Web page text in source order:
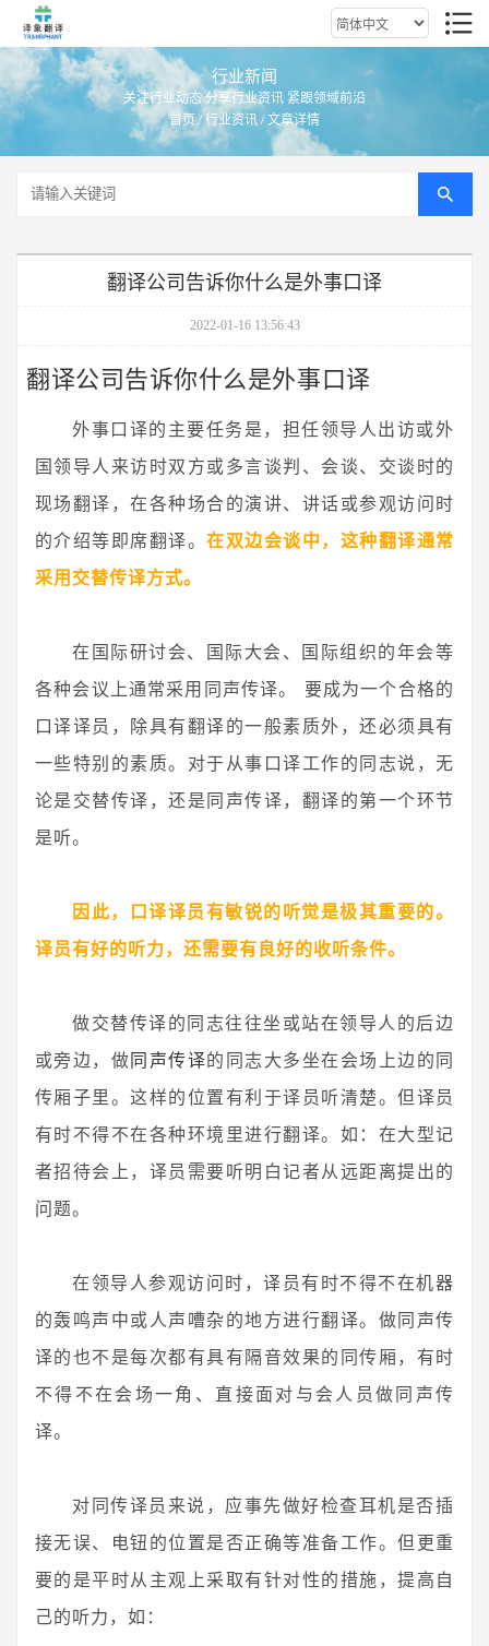
行业新闻
关注行业动态 分享行业资讯 紧跟领域前沿
首页/行业资讯 / 文章详情
翻译公司告诉你什么是外事口译
2022-01-16 13:56:43
翻译公司告诉你什么是外事口译
外事口译的主要任务是，担任领导人出访或外
国领导人来访时双方或多言谈判、会谈、交谈时的
现场翻译，在各种场合的演讲、讲话或参观访问时
的介绍等即席翻译。在双边会谈中，这种翻译通常
采用交替传译方式。
在国际研讨会、国际大会、国际组织的年会等
各种会议上通常采用同声传译。 要成为一个合格的
口译译员，除具有翻译的一般素质外，还必须具有
一些特别的素质。对于从事口译工作的同志说，无
论是交替传译，还是同声传译，翻译的第一个环节
是听。
因此，口译译员有敏锐的听觉是极其重要的。
译员有好的听力，还需要有良好的收听条件。
做交替传译的同志往往坐或站在领导人的后边
或旁边，做同声传译的同志大多坐在会场上边的同
传厢子里。这样的位置有利于译员听清楚。但译员
有时不得不在各种环境里进行翻译。如：在大型记
者招待会上，译员需要听明白记者从远距离提出的
问题。
在领导人参观访问时，译员有时不得不在机器
的轰鸣声中或人声嘈杂的地方进行翻译。做同声传
译的也不是每次都有具有隔音效果的同传厢，有时
不得不在会场一角、直接面对与会人员做同声传
译。
对同传译员来说，应事先做好检查耳机是否插
接无误、电钮的位置是否正确等准备工作。但更重
要的是平时从主观上采取有针对性的措施，提高自
己的听力， 如：